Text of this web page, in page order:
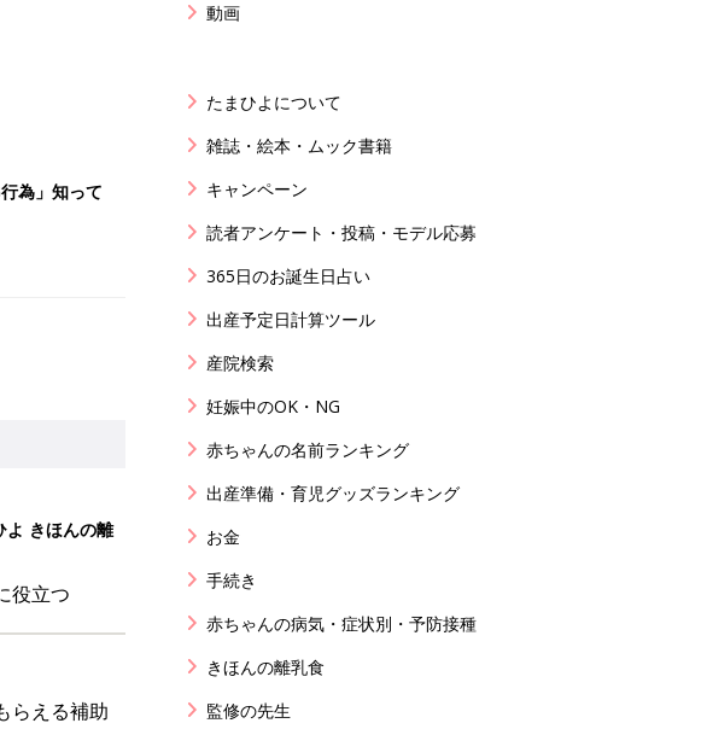
為」知って
よ きほんの離
役立つ
らえる補助
動画
たまひよについて
雑誌・絵本・ムック書籍
キャンペーン
読者アンケート・投稿・モデル応募
365日のお誕生日占い
出産予定日計算ツール
産院検索
妊娠中のOK・NG
赤ちゃんの名前ランキング
出産準備・育児グッズランキング
お金
手続き
赤ちゃんの病気・症状別・予防接種
きほんの離乳食
監修の先生